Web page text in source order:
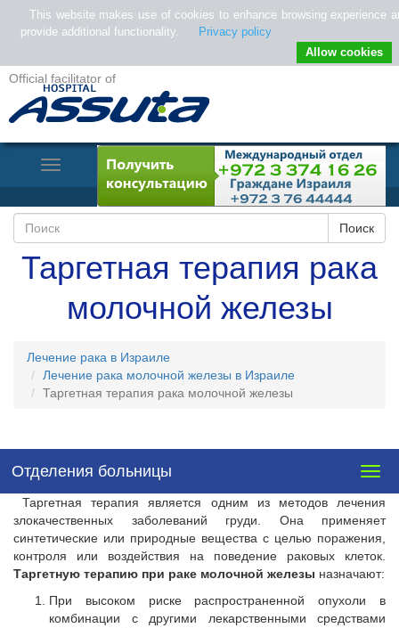
Official facilitator of
Toggle
Navigation
Таргетная терапия рака
молочной железы
Лечение рака в Израиле
Лечение рака молочной железы в Израиле
Таргетная терапия рака молочной железы
Отделения больницы
Таргетная терапия является одним из методов лечения
злокачественных заболеваний груди. Она применяет
синтетические или природные вещества с целью поражения,
контроля или воздействия на поведение раковых клеток.
Таргетную терапию при раке молочной железы назначают:
При высоком риске распространенной опухоли в
комбинации с другими лекарственными средствами
This website makes use of cookies to enhance browsing experience
provide additional functionality.
Privacy policy
Allow cookies